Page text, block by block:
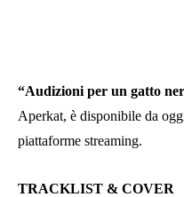
“Audizioni per un gatto
Aperkat, è disponibile da
piattaforme streaming.
TRACKLIST & COVER